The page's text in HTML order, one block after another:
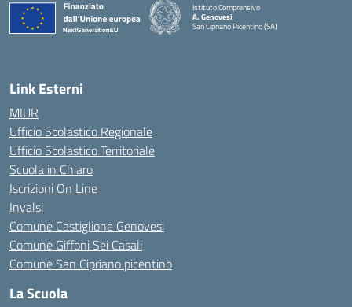
Istituto Comprensivo
A. Genovesi
San Cipriano Picentino (SA)
— Visita la pagina iniziale della scuola
Link Esterni
MIUR
Ufficio Scolastico Regionale
Ufficio Scolastico Territoriale
Scuola in Chiaro
Iscrizioni On Line
Invalsi
Comune Castiglione Genovesi
Comune Giffoni Sei Casali
Comune San Cipriano picentino
La Scuola